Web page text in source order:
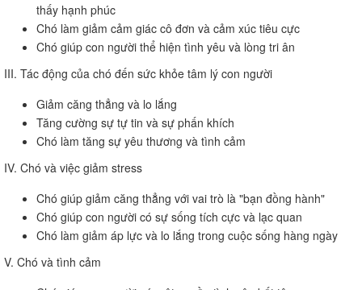
thấy hạnh phúc
Chó làm giảm cảm giác cô đơn và cảm xúc tiêu cực
Chó giúp con người thể hiện tình yêu và lòng tri ân
III. Tác động của chó đến sức khỏe tâm lý con người
Giảm căng thẳng và lo lắng
Tăng cường sự tự tin và sự phấn khích
Chó làm tăng sự yêu thương và tình cảm
IV. Chó và việc giảm stress
Chó giúp giảm căng thẳng với vai trò là "bạn đồng hành"
Chó giúp con người có sự sống tích cực và lạc quan
Chó làm giảm áp lực và lo lắng trong cuộc sống hàng ngày
V. Chó và tình cảm